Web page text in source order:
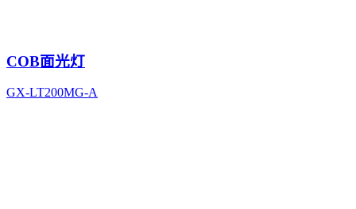
COB面光灯
GX-LT200MG-A